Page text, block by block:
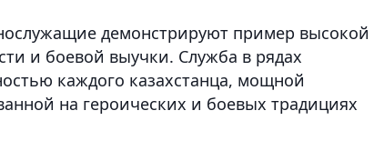
демонстрируют пример высокой
и боевой выучки. Служба в рядах
каждого казахстанца, мощной
на героических и боевых традициях